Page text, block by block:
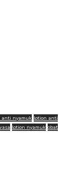
anti nyamuk lotion anti
lotion nyamuk obat